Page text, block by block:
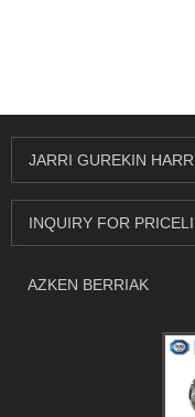
JARRI GUREKIN
INQUIRY FOR
AZKEN BERRIAK